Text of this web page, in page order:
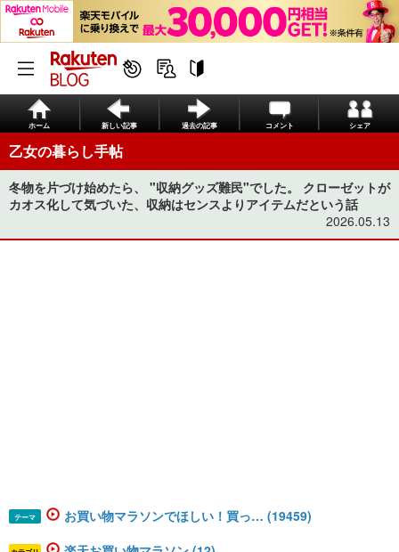
ホーム 新しい記事 過去の記事 コメント シェア
乙女の暮らし手帖
冬物を片づけ始めたら、 "収納グッズ難民"でした。 クローゼットが
カオス化して気づいた、収納はセンスよりアイテムだという話
2026.05.13
テーマ お買い物マラソンでほしい！買っ… (19459)